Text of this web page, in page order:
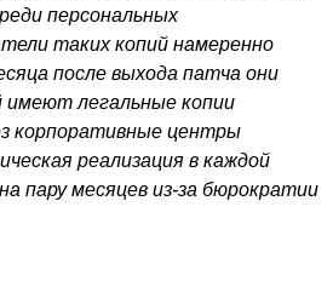
персональных
таких копий намеренно
после выхода патча они
имеют легальные копии
корпоративные центры
реализация в каждой
пару месяцев из-за бюрократии